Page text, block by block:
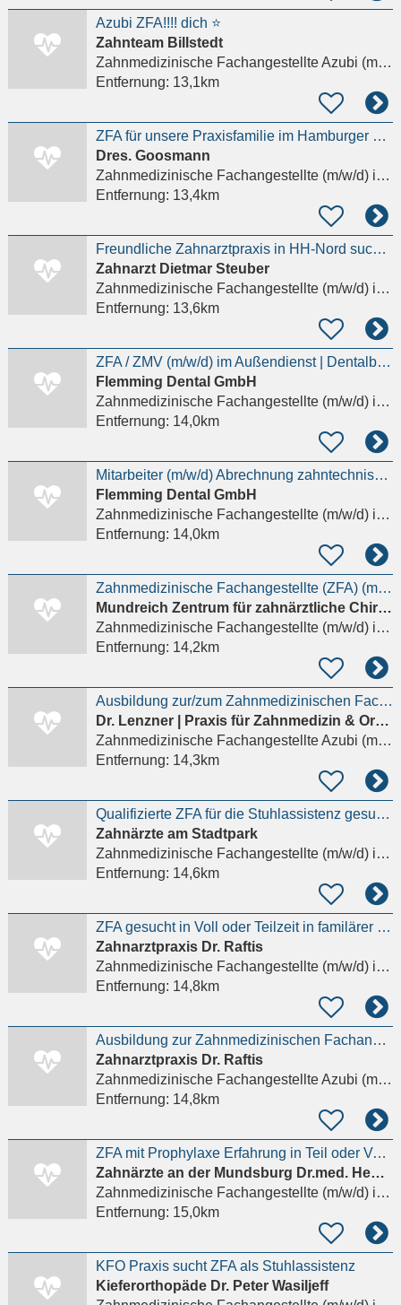
Azubi ZFA!!!! dich ⭐️
Zahnteam Billstedt
Zahnmedizinische Fachangestellte Azubi (m/w/d)
Entfernung: 13,1km
ZFA für unsere Praxisfamilie im Hamburger Osten gesucht.
Dres. Goosmann
Zahnmedizinische Fachangestellte (m/w/d)in Hamburg
Entfernung: 13,4km
Freundliche Zahnarztpraxis in HH-Nord sucht ZMP oder fortgebildete ZFA
Zahnarzt Dietmar Steuber
Zahnmedizinische Fachangestellte (m/w/d)in Hamburg
Entfernung: 13,6km
ZFA / ZMV (m/w/d) im Außendienst | Dentalbranche
Flemming Dental GmbH
Zahnmedizinische Fachangestellte (m/w/d)in Hamburg
Entfernung: 14,0km
Mitarbeiter (m/w/d) Abrechnung zahntechnischer Leistungen
Flemming Dental GmbH
Zahnmedizinische Fachangestellte (m/w/d)in Hamburg
Entfernung: 14,0km
Zahnmedizinische Fachangestellte (ZFA) (m/w/d) für unsere endod. Praxis gesucht
Mundreich Zentrum für zahnärztliche Chirurgie Philipp Tavrovski
Zahnmedizinische Fachangestellte (m/w/d)in Hamburg, Barmbek-Süd
Entfernung: 14,2km
Ausbildung zur/zum Zahnmedizinischen Fachangestellten (ZFA)
Dr. Lenzner | Praxis für Zahnmedizin & Oralchirurgie
Zahnmedizinische Fachangestellte Azubi (m/w/d)
Entfernung: 14,3km
Qualifizierte ZFA für die Stuhlassistenz gesucht
Zahnärzte am Stadtpark
Zahnmedizinische Fachangestellte (m/w/d)in Hamburg
Entfernung: 14,6km
ZFA gesucht in Voll oder Teilzeit in familärer kleiner Praxis in Eilbek
Zahnarztpraxis Dr. Raftis
Zahnmedizinische Fachangestellte (m/w/d)in Hamburg, Wandsbek
Entfernung: 14,8km
Ausbildung zur Zahnmedizinischen Fachangestellten (m/w/d) S | Hamburg-Eilbek
Zahnarztpraxis Dr. Raftis
Zahnmedizinische Fachangestellte Azubi (m/w/d)
Entfernung: 14,8km
ZFA mit Prophylaxe Erfahrung in Teil oder Vollzeit gesucht
Zahnärzte an der Mundsburg Dr.med. Hentzschel & Samson-Himmelstjerna
Zahnmedizinische Fachangestellte (m/w/d)in Hamburg
Entfernung: 15,0km
KFO Praxis sucht ZFA als Stuhlassistenz
Kieferorthopäde Dr. Peter Wasiljeff